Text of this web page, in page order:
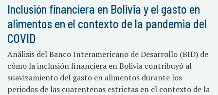
Inclusión financiera en Bolivia y el gasto en
alimentos en el contexto de la pandemia del
COVID
Análisis del Banco Interamericano de Desarrollo (BID) de
cómo la inclusión financiera en Bolivia contribuyó al
suavizamiento del gasto en alimentos durante los
periodos de las cuarentenas estrictas en el contexto de la